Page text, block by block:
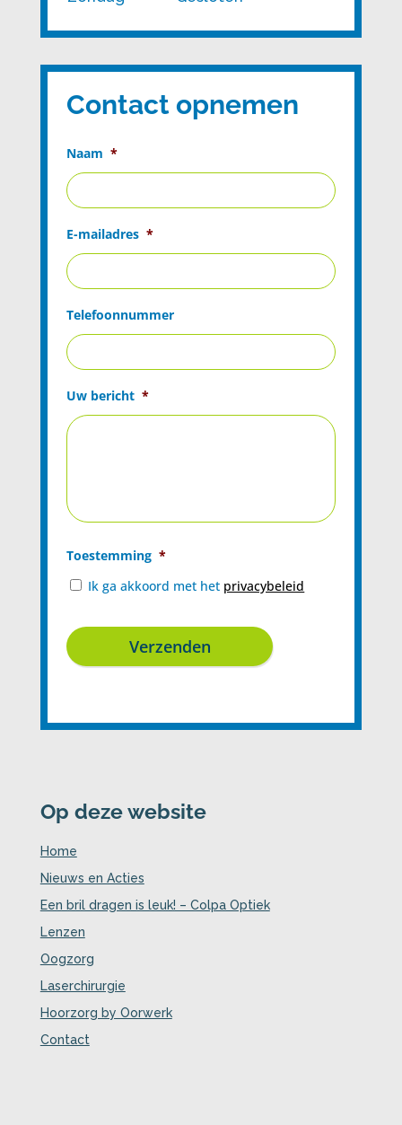
Contact opnemen
Naam *
E-mailadres *
Telefoonnummer
Uw bericht *
Toestemming *
Ik ga akkoord met het privacybeleid
Op deze website
Home
Nieuws en Acties
Een bril dragen is leuk! – Colpa Optiek
Lenzen
Oogzorg
Laserchirurgie
Hoorzorg by Oorwerk
Contact